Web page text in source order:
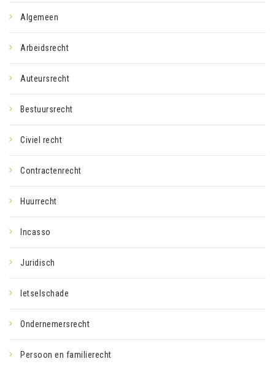
Algemeen
Arbeidsrecht
Auteursrecht
Bestuursrecht
Civiel recht
Contractenrecht
Huurrecht
Incasso
Juridisch
letselschade
Ondernemersrecht
Persoon en familierecht